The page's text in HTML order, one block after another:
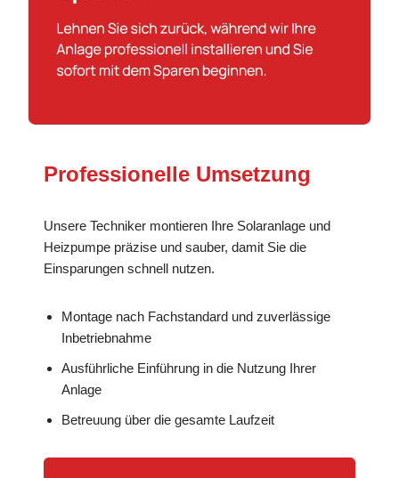
Professionelle Umsetzung
Unsere Techniker montieren Ihre Solaranlage und
Heizpumpe präzise und sauber, damit Sie die
Einsparungen schnell nutzen.
Montage nach Fachstandard und zuverlässige
Inbetriebnahme
Ausführliche Einführung in die Nutzung Ihrer
Anlage
Betreuung über die gesamte Laufzeit